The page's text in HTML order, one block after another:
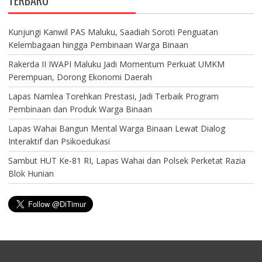
Kunjungi Kanwil PAS Maluku, Saadiah Soroti Penguatan
Kelembagaan hingga Pembinaan Warga Binaan
Rakerda II IWAPI Maluku Jadi Momentum Perkuat UMKM
Perempuan, Dorong Ekonomi Daerah
Lapas Namlea Torehkan Prestasi, Jadi Terbaik Program
Pembinaan dan Produk Warga Binaan
Lapas Wahai Bangun Mental Warga Binaan Lewat Dialog
Interaktif dan Psikoedukasi
Sambut HUT Ke-81 RI, Lapas Wahai dan Polsek Perketat Razia
Blok Hunian